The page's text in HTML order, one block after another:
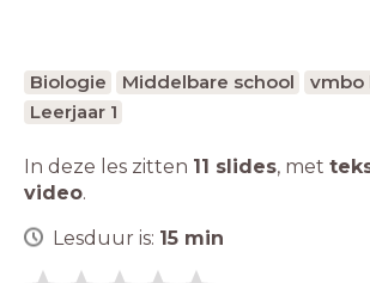
Biologie Middelbare school
vmbo
Leerjaar 1
In deze les zitten 11 slides, met
video.
Lesduur is: 15 min